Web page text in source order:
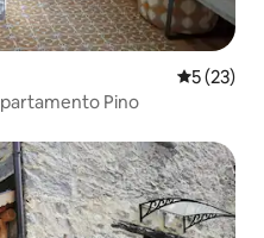
5 de uma
5 (23)
Pino
hóspedes